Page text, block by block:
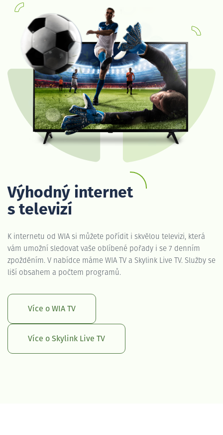
Výhodný internet
s televizí
K internetu od WIA si můžete pořídit i skvělou televizi, která
vám umožní sledovat vaše oblíbené pořady i se 7 denním
zpožděním. V nabídce máme WIA TV a Skylink Live TV. Služby se
liší obsahem a počtem programů.
Více o WIA TV
Více o Skylink Live TV